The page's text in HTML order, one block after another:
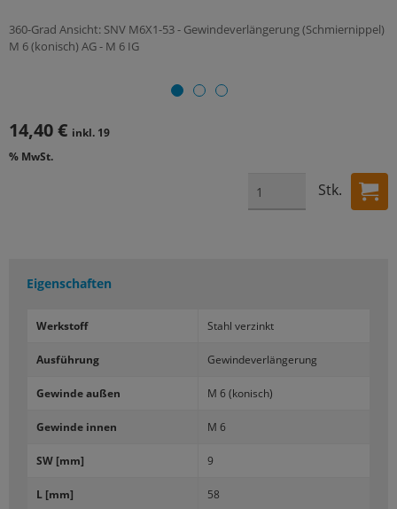
360-Grad Ansicht: SNV M6X1-53 - Gewindeverlängerung (Schmiernippel)
M 6 (konisch) AG - M 6 IG
14,40 € inkl. 19
% MwSt.
Stk.
Eigenschaften
Werk­stoff Stahl ver­zinkt
Aus­füh­rung Ge­win­de­ver­län­ge­rung
Ge­win­de außen M 6 (ko­nisch)
Ge­win­de innen M 6
SW [mm] 9
L [mm] 58